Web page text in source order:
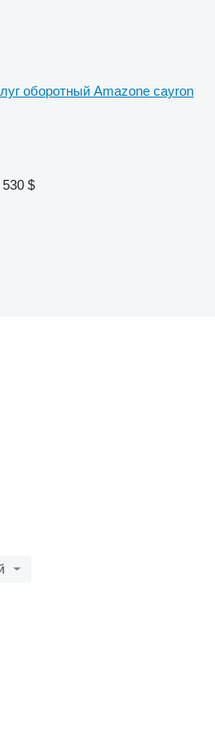
оборотный Amazone cayron
$